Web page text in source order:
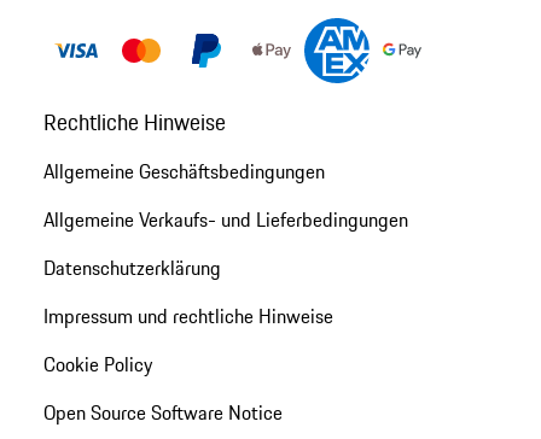
Rechtliche Hinweise
Allgemeine Geschäftsbedingungen
Allgemeine Verkaufs- und Lieferbedingungen
Datenschutzerklärung
Impressum und rechtliche Hinweise
Cookie Policy
Open Source Software Notice